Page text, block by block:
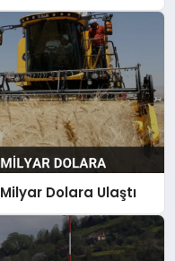
Dolara Ulaştı